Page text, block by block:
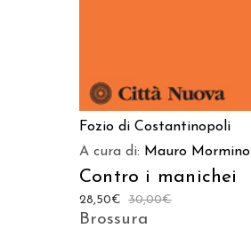
Fozio di Costantinopoli
A cura di: Mauro Mormino
Contro i manichei
30,00€
28,50€
Brossura